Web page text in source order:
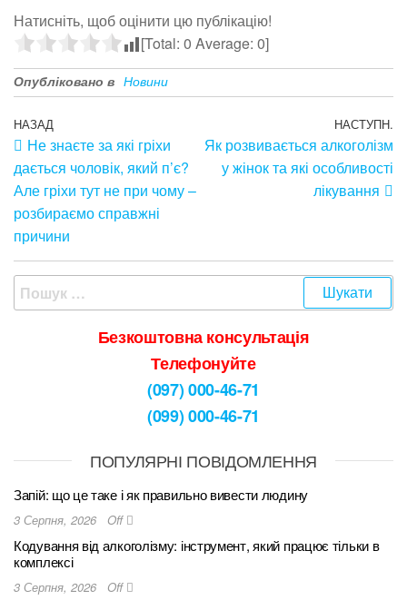
Натисніть, щоб оцінити цю публікацію!
[Total: 0 Average: 0]
Опубліковано в Новини
НАЗАД
Не знаєте за які гріхи
дається чоловік, який п’є?
Але гріхи тут не при чому –
розбираємо справжні
причини
НАСТУПН.
Як розвивається алкоголізм
у жінок та які особливості
лікування
Безкоштовна консультація
Телефонуйте
(097) 000-46-71
(099) 000-46-71
ПОПУЛЯРНІ ПОВІДОМЛЕННЯ
Запій: що це таке і як правильно вивести людину
3 Серпня, 2026 Off
Кодування від алкоголізму: інструмент, який працює тільки в
комплексі
3 Серпня, 2026 Off